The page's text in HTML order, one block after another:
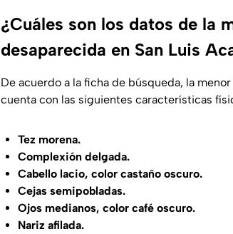
¿Cuáles son los datos de la
desaparecida en San Luis
De acuerdo a la ficha de búsqueda, la menor
cuenta con las siguientes características
Tez morena.
Complexión delgada.
Cabello lacio, color castaño oscuro.
Cejas semipobladas.
Ojos medianos, color café oscuro.
Nariz afilada.